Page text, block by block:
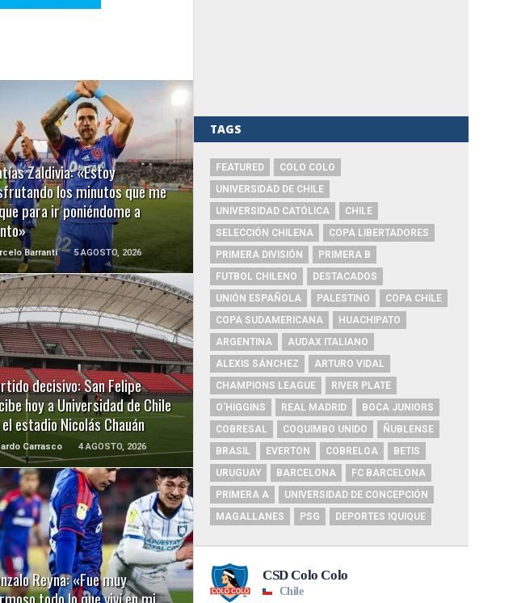
Zaldivia: «Estoy
los minutos que me
para ir poniéndome a
Barranti 5 AGOSTO, 2026
LEER MÁS
decisivo: San Felipe
hoy a Universidad de Chile
estadio Nicolás Chauán
Carrasco 4 AGOSTO, 2026
LEER MÁS
Reyna: «Fue muy
LEER MÁS
TAGS
FEATURED
COLO COLO
UNIVERSIDAD DE CHILE
UNIVERSIDAD CATÓLICA
CHILE
SELECCIÓN CHILENA
COPA LIBERTADORES
PRIMERA DIVISIÓN
PRIMERA B
FUTBOL CHILENO
DESTACADOS
UNIÓN ESPAÑOLA
PALESTINO
COPA CHILE
COPA SUDAMERICANA
HUACHIPATO
ARGENTINA
AUDAX ITALIANO
ALEXIS SÁNCHEZ
ARTURO VIDAL
CHAMPIONS LEAGUE
RIVER PLATE
O'HIGGINS
REAL MADRID
BOCA JUNIORS
COBRESAL
COQUIMBO UNIDO
ÑUBLENSE
BRASIL
EVERTON COBRELOA
BETIS
URUGUAY
BARCELONA
FC BARCELONA
PRIMERA A
UNIVERSIDAD DE CONCEPCIÓN
MAGALLANES
PSG DEPORTES IQUIQUE